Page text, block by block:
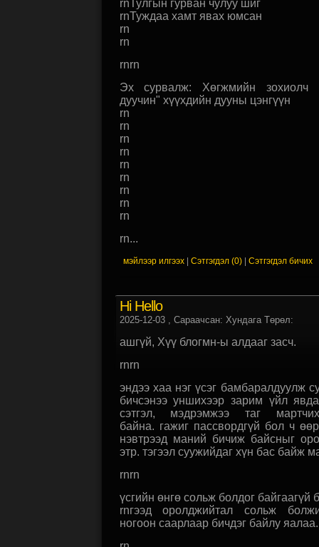
rnТулгын гурван чулуу шиг
rnТуждаа хамт явах юмсан
rn
rn
rnrn
Эх сурвалж: Хөгжмийн зохиолч
дуучин" хүүхдийн дууны цэнгүүн
rn
rn
rn
rn
rn
rn
rn
rn
rn
rn...
мэйлээр илгээх Сэтгэгдэл (0)| Сэтгэгдэл бичих
Hi Hello
2025-12-03, Сараачсан: Хундага Төрөл:
ашгүй, Хүү блогмн-ы алдааг засч.
rnrn
эндээ хаа нэг үсэг бамбаралдуулж
бичсэнээ уншихээр зарим үйл
сэтгэл, мэдрэмжээ таг
байна. гажиг пассвордгүй бол ч
нэвтрээд маний бичиж байсныг
этр. тэгээл суужийдаг хүн бас байж
rnrn
үсгийн өнгө сольж болдог байгаагүй
rnгээд оролджийтал сольж
ногоон саарлаар бичдэг байлу яалаа.